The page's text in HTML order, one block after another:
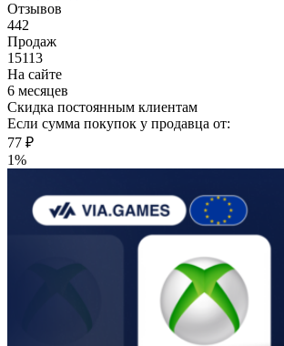
Отзывов
442
Продаж
15113
На сайте
6 месяцев
Скидка постоянным клиентам
Если сумма покупок у продавца от:
77 ₽
1%